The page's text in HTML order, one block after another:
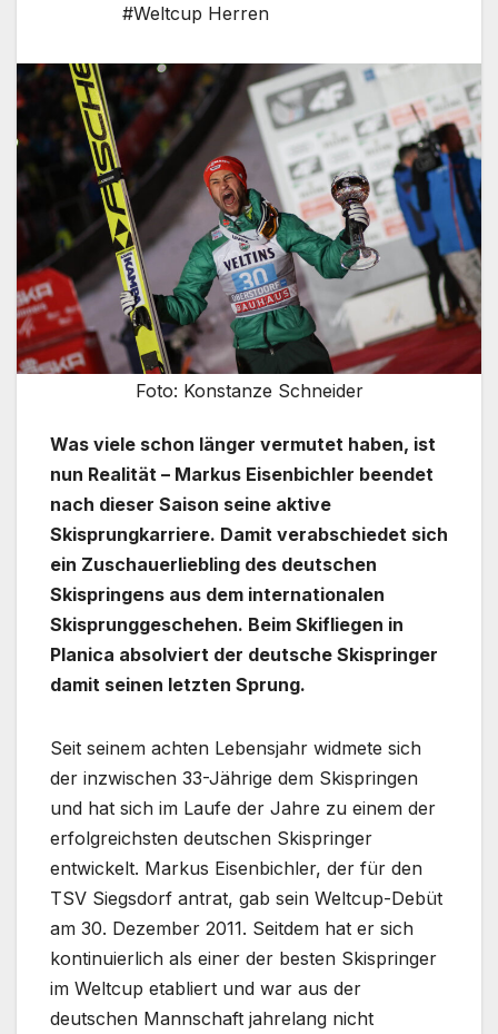
#Weltcup Herren
Foto: Konstanze Schneider
Was viele schon länger vermutet haben, ist
nun Realität – Markus Eisenbichler beendet
nach dieser Saison seine aktive
Skisprungkarriere. Damit verabschiedet sich
ein Zuschauerliebling des deutschen
Skispringens aus dem internationalen
Skisprunggeschehen. Beim Skifliegen in
Planica absolviert der deutsche Skispringer
damit seinen letzten Sprung.
Seit seinem achten Lebensjahr widmete sich
der inzwischen 33-Jährige dem Skispringen
und hat sich im Laufe der Jahre zu einem der
erfolgreichsten deutschen Skispringer
entwickelt. Markus Eisenbichler, der für den
TSV Siegsdorf antrat, gab sein Weltcup-Debüt
am 30. Dezember 2011. Seitdem hat er sich
kontinuierlich als einer der besten Skispringer
im Weltcup etabliert und war aus der
deutschen Mannschaft jahrelang nicht